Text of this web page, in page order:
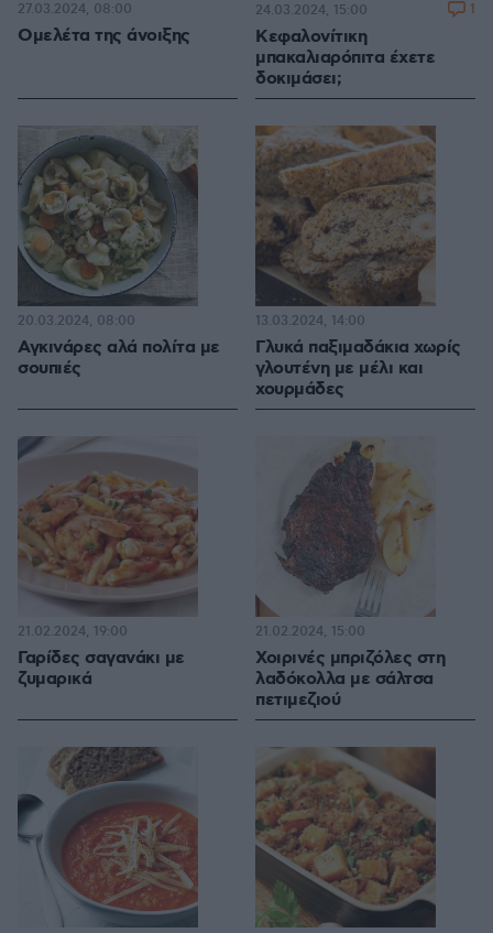
Ομελέτα της άνοιξης
27.03.2024, 08:00
Κεφαλονίτικη
μπακαλιαρόπιτα έχετε
δοκιμάσει;
24.03.2024, 15:00 1
Αγκινάρες αλά πολίτα με
σουπιές
20.03.2024, 08:00
Γλυκά παξιμαδάκια χωρίς
γλουτένη με μέλι και
χουρμάδες
13.03.2024, 14:00
Γαρίδες σαγανάκι με
ζυμαρικά
21.02.2024, 19:00
Χοιρινές μπριζόλες στη
λαδόκολλα με σάλτσα
πετιμεζιού
21.02.2024, 15:00